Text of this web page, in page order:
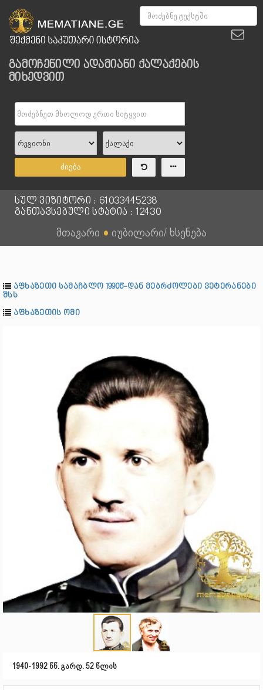
გამოჩენილი ადამიანი ქალაქების
მიხედვით
ძიება
სულ ვიზიტორი : 61033445238
განთავსებული სტატია : 12430
მთავარი ● იუბილარი/ ხსენება
აფხაზეთი სამაჩბლო 1990წ-დან მებრძოლები ვეტერანები
შსს
აფხაზეთის ომი
1940-1992 წწ. გარდ. 52 წლის